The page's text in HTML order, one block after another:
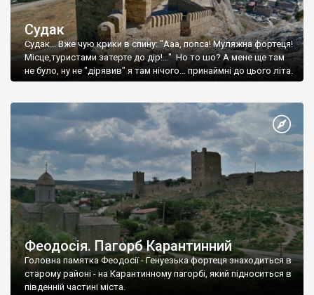
Судак
Судак... Вже чую крики в спину: "Ааа, попса! Муляжна фортеця!
Місце,туристами затерте до дір!..." Но то шо? А мене ще там
не було, ну не "дірявив" я там нічого... принаймні до цього літа.
Феодосія. Пагорб Карантинний
Головна памятка Феодосії - Генуезька фортеця знаходиться в
старому районі - на Карантинному пагорбі, який підноситься в
південній частині міста.